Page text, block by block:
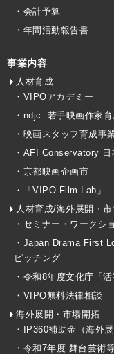
・会計予算
・年間活動報告書
事業内容
人材育成
・VIPOアカデミー
・ndjc: 若手映画作家
・映画スタッフ育成事
・AFI Conservatory
・京都映画企画市
・「VIPO Film Lab」
人材育成/海外展開・
・セミナー・ワークシ
・Japan Drama First
ピッチング
・令和8年度文化庁「
・VIPO無料法律相談
海外展開・市場開拓
・IP360補助金（海外
・令和7年度 舞台芸術